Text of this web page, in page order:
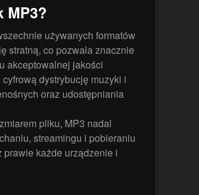
MP3?
używanych formatów
stratną, co pozwala znacznie
akceptowalnej jakości
dystrybucję muzyki i
oraz udostępniania
pliku, MP3 nadal
streamingu i pobieraniu
prawie każde urządzenie i